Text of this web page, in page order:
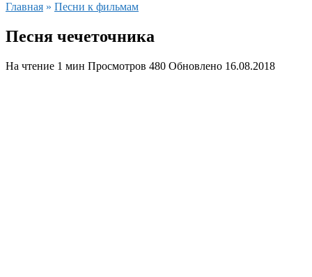
Главная » Песни к фильмам
Песня чечеточника
На чтение 1 мин Просмотров 480 Обновлено 16.08.2018